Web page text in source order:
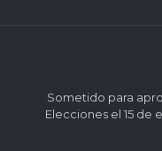
Sometido para
Elecciones el 15 de